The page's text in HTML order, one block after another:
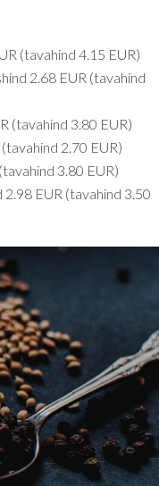
(tavahind 4.15 EUR)
2.68 EUR (tavahind
(tavahind 3.80 EUR)
2.70 EUR)
3.80 EUR)
2.98 EUR (tavahind 3.50